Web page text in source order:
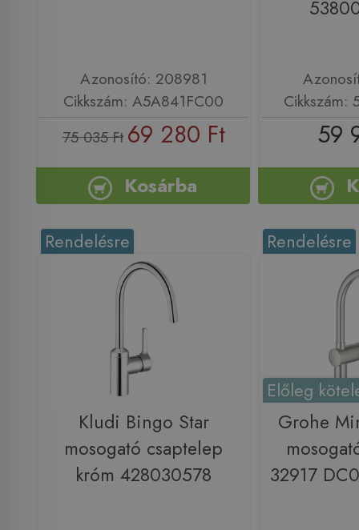
Azonosító: 208981
Cikkszám: A5A841FC00
75 035 Ft 69 280 Ft
Kosárba
Cikkszám:
59
Rendelésre
Kludi Bingo Star
mosogató csaptelep
króm 428030578
Rendelésre
Előleg
Grohe
32917